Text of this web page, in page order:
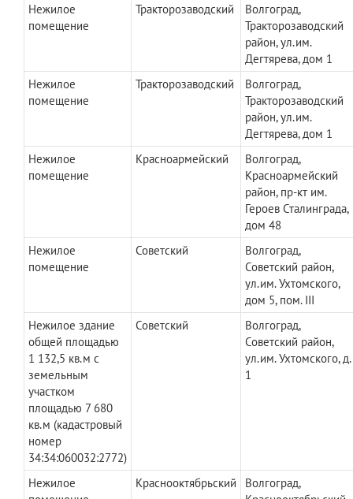
Нежилое
помещение
Тракторозаводский
Волгоград,
Тракторозаводский
район, ул.им.
Дегтярева, дом 1
Нежилое
помещение
Тракторозаводский
Волгоград,
Тракторозаводский
район, ул.им.
Дегтярева, дом 1
Нежилое
помещение
Красноармейский
Волгоград,
Красноармейский
район, пр-кт им.
Героев Сталинграда,
дом 48
Нежилое
помещение
Советский
Волгоград,
Советский район,
ул.им. Ухтомского,
дом 5, пом. III
Нежилое здание
общей площадью
1 132,5 кв.м с
земельным
участком
площадью 7 680
кв.м (кадастровый
номер
34:34:060032:2772)
Советский
Волгоград,
Советский район,
ул.им. Ухтомского, д.
1
Нежилое
Краснооктябрьский
Волгоград,